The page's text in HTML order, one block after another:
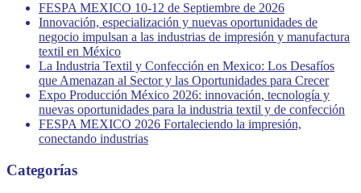
FESPA MEXICO 10-12 de Septiembre de 2026
Innovación, especialización y nuevas oportunidades de
negocio impulsan a las industrias de impresión y manufactura
textil en México
La Industria Textil y Confección en Mexico: Los Desafíos
que Amenazan al Sector y las Oportunidades para Crecer
Expo Producción México 2026: innovación, tecnología y
nuevas oportunidades para la industria textil y de confección
FESPA MEXICO 2026 Fortaleciendo la impresión,
conectando industrias
Categorías